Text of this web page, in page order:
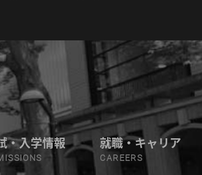
・入学情報 就職・キャリア
CAREERS